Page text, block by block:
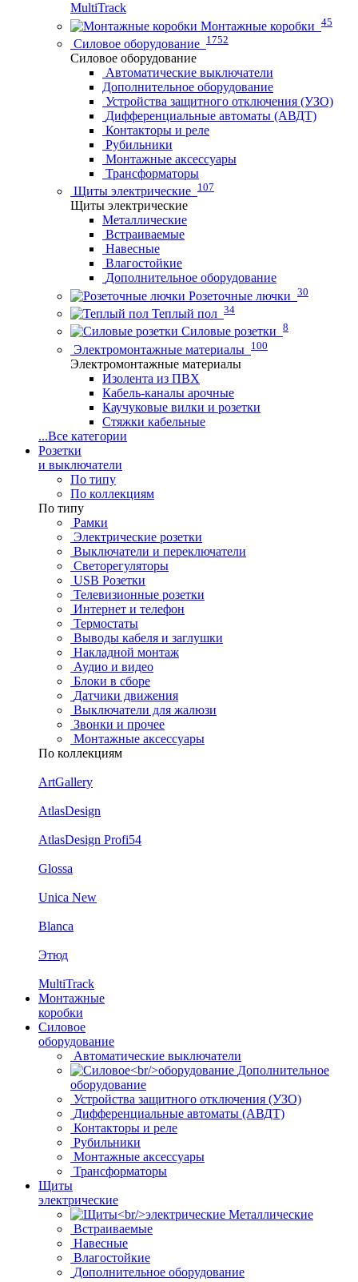
MultiTrack
Монтажные коробки 45
Силовое оборудование 1752
Силовое оборудование
Автоматические выключатели
Дополнительное оборудование
Устройства защитного отключения (УЗО)
Дифференциальные автоматы (АВДТ)
Контакторы и реле
Рубильники
Монтажные аксессуары
Трансформаторы
Щиты электрические 107
Щиты электрические
Металлические
Встраиваемые
Навесные
Влагостойкие
Дополнительное оборудование
Розеточные лючки 30
Теплый пол 34
Силовые розетки 8
Электромонтажные материалы 100
Электромонтажные материалы
Изолента из ПВХ
Кабель-каналы арочные
Каучуковые вилки и розетки
Стяжки кабельные
...Все категории
Розетки
и выключатели
По типу
По коллекциям
По типу
Рамки
Электрические розетки
Выключатели и переключатели
Светорегуляторы
USB Розетки
Телевизионные розетки
Интернет и телефон
Термостаты
Выводы кабеля и заглушки
Накладной монтаж
Аудио и видео
Блоки в сборе
Датчики движения
Выключатели для жалюзи
Звонки и прочее
Монтажные аксессуары
По коллекциям
ArtGallery
AtlasDesign
AtlasDesign Profi54
Glossa
Unica New
Blanca
Этюд
MultiTrack
Монтажные
коробки
Силовое
оборудование
Автоматические выключатели
Дополнительное
оборудование
Устройства защитного отключения (УЗО)
Дифференциальные автоматы (АВДТ)
Контакторы и реле
Рубильники
Монтажные аксессуары
Трансформаторы
Щиты
электрические
Металлические
Встраиваемые
Навесные
Влагостойкие
Дополнительное оборудование